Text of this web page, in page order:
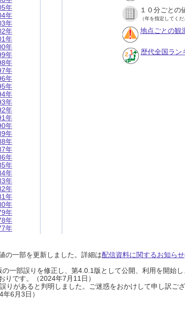
年
年
年
年
年
年
年
年
年
年
年
年
年
年
年
年
年
年
年
年
年
年
年
年
年
年
年
年
年
１０分ごとの
（年を指定してくだ
地点ごとの観
歴代全国ラン
の一部を更新しました。詳細は配信資料に関するお知らせ
一部誤りを修正し、第4.0.1版として公開、利用を開始
りです。（2024年7月11日）
りがあると判明しました。ご迷惑をおかけして申し訳ご
6月3日）